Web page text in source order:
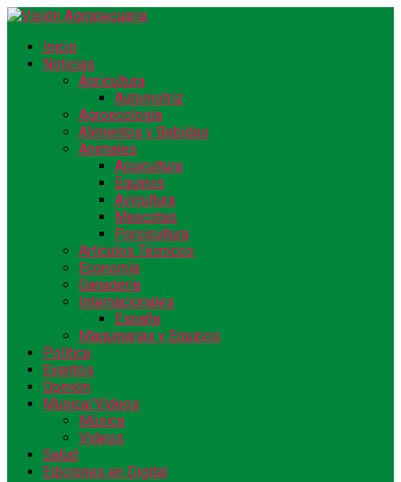
Inicio
Noticias
Agricultura
Automotriz
Agroecología
Alimentos y Bebidas
Animales
Acuicultura
Equinos
Avicultura
Mascotas
Porcicultura
Artículos Técnicos
Economía
Ganadería
Internacionales
España
Maquinarias y Equipos
Política
Eventos
Opinión
Música/Videos
Música
Videos
Salud
Ediciones en Digital